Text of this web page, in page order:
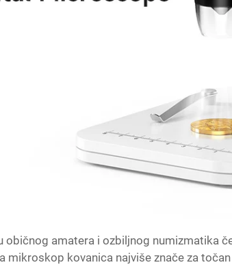
običnog amatera i ozbiljnog numizmatika
mikroskop kovanica najviše znače za